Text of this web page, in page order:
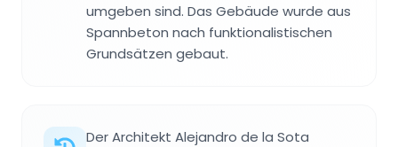
umgeben sind. Das Gebäude wurde aus
Spannbeton nach funktionalistischen
Grundsätzen gebaut.
Der Architekt Alejandro de la Sota